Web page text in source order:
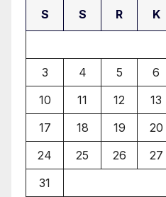
S S R K
3
4 5 6
10
11 12 13
17
18 19 20
24
25 26 27
31